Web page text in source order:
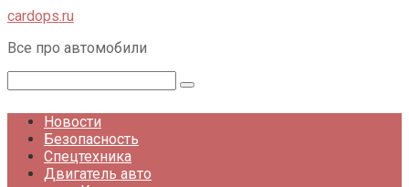
Перейти
контенту
cardops.ru
Все про автомобили
Новости
Безопасность
Спецтехника
Двигатель авто